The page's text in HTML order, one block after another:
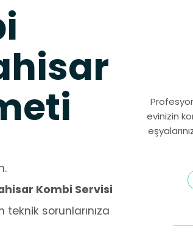
Kombi Servisi
sorunlarınıza
evinizin